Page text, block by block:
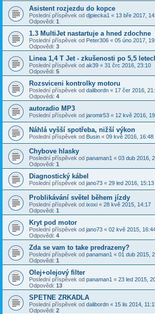
Asistent rozjezdu do kopce
Poslední příspěvek od djpiecka1 « 13 bře 2017,
Odpovědi: 1
1.3 MultiJet nastartuje a hned zdochne
Poslední příspěvek od Peter306 « 05 úno 2017,
Odpovědi: 3
Linea 1,4 T Jet - zkušenosti po 5,5
Poslední příspěvek od ak39 « 31 črc 2016, 23:10
Odpovědi: 5
Rozsviceni kontrolky motoru
Poslední příspěvek od dalibordn « 17 čer 2016,
Odpovědi: 4
autoradio MP3
Poslední příspěvek od jaromir53 « 12 kvě 2016,
Náhlá vyšší spotřeba, nižší výkon
Poslední příspěvek od Busin « 09 kvě 2016, 16:48
Chybove hlasky
Poslední příspěvek od panaman1 « 03 dub 2016,
Odpovědi: 1
Diagnostický kábel
Poslední příspěvek od jano73 « 29 led 2016, 15:13
Problikávání světel během jízdy
Poslední příspěvek od ixoxi « 28 kvě 2015, 14:17
Odpovědi: 1
Kryt pod motor
Poslední příspěvek od jano73 « 02 kvě 2015,
Odpovědi: 4
Zda se vam to take predrazeny?
Poslední příspěvek od panaman1 « 01 dub 2015,
Odpovědi: 1
Olej+olejový filter
Poslední příspěvek od panaman1 « 23 led 2015,
Odpovědi: 13
SPETNE ZRKADLA
Poslední příspěvek od dalibordn « 15 lis 2014,
Odpovědi: 2